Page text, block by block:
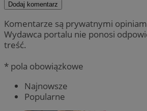
Dodaj komentarz
Komentarze są prywatnymi
Wydawca portalu nie ponosi
treść.
* pola obowiązkowe
Najnowsze
Popularne